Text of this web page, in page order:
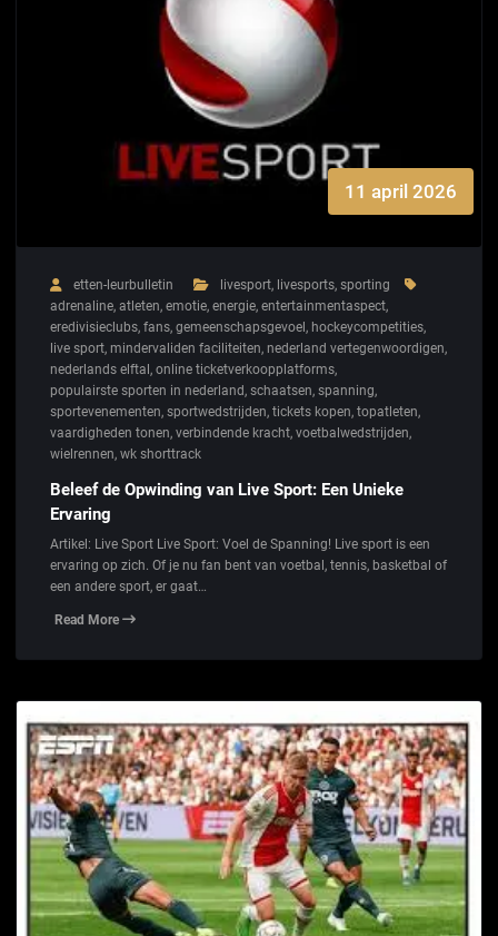
11 april 2026
etten-leurbulletin livesport, livesports, sporting
adrenaline, atleten, emotie, energie, entertainmentaspect,
eredivisieclubs, fans, gemeenschapsgevoel , hockeycompetities,
live sport, mindervaliden faciliteiten, nederland vertegenwoordigen,
nederlands elftal , online ticketverkoopplatforms,
populairste sporten in nederland, schaatsen, spanning,
sportevenementen, sportwedstrijden, tickets kopen, topatleten,
vaardigheden tonen, verbindende kracht, voetbalwedstrijden,
wielrennen, wk shorttrack
Beleef de Opwinding van Live Sport: Een Unieke
Ervaring
Artikel: Live Sport Live Sport: Voel de Spanning! Live sport is een
ervaring op zich. Of je nu fan bent van voetbal, tennis, basketbal of
een andere sport, er gaat…
Read More